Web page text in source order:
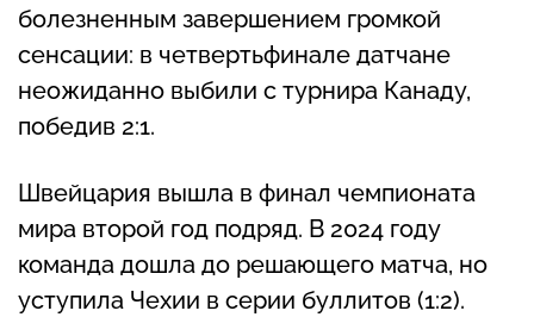
болезненным завершением громкой
сенсации: в четвертьфинале датчане
неожиданно выбили с турнира Канаду,
победив 2:1.
Швейцария вышла в финал чемпионата
мира второй год подряд. В 2024 году
команда дошла до решающего матча, но
уступила Чехии в серии буллитов (1:2).